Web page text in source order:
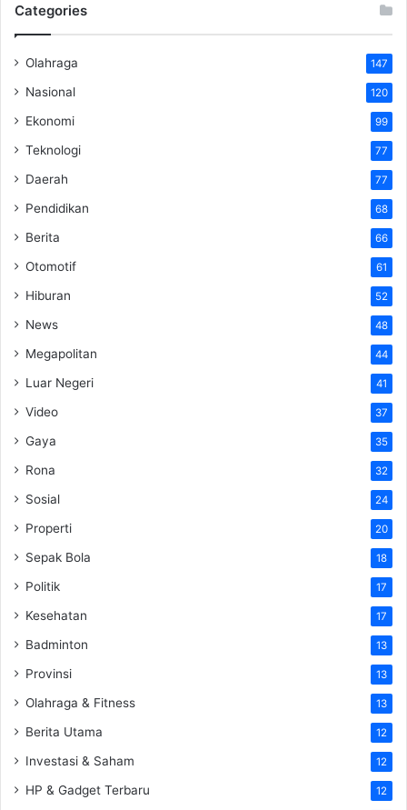
Categories
Olahraga 147
Nasional 120
Ekonomi 99
Teknologi 77
Daerah 77
Pendidikan 68
Berita 66
Otomotif 61
Hiburan 52
News 48
Megapolitan 44
Luar Negeri 41
Video 37
Gaya 35
Rona 32
Sosial 24
Properti 20
Sepak Bola 18
Politik 17
Kesehatan 17
Badminton 13
Provinsi 13
Olahraga & Fitness 13
Berita Utama 12
Investasi & Saham 12
HP & Gadget Terbaru 12